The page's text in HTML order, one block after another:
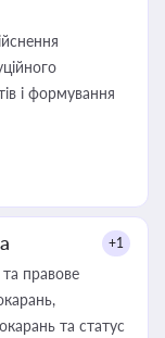
і формування
+1
правове
та статус